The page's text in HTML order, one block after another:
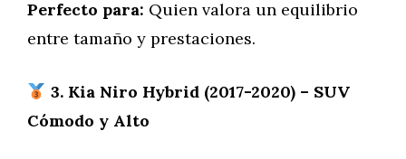
Perfecto para: Quien valora un equilibrio
entre tamaño y prestaciones.
3. Kia Niro Hybrid (2017-2020) – SUV
Cómodo y Alto